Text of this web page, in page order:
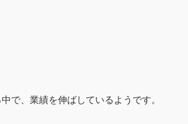
で、業績を伸ばしているようです。